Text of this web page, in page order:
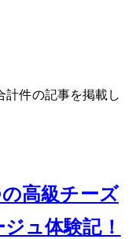
1 件の記事を掲載し
の高級チーズ
ュ体験記！